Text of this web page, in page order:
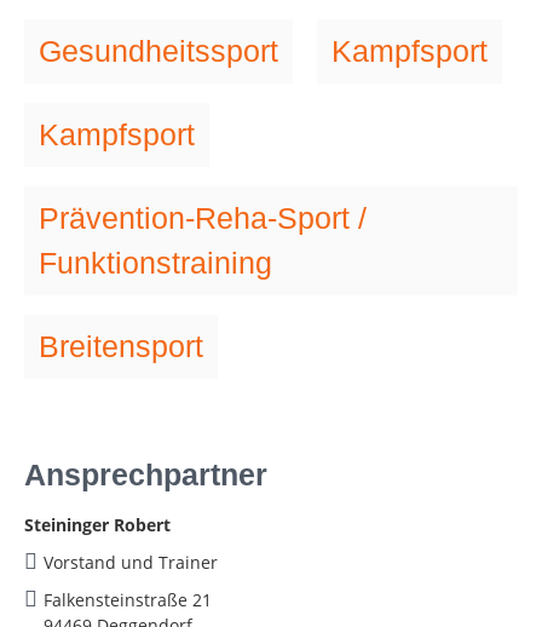
Gesundheitssport Kampfsport
Kampfsport
Prävention-Reha-Sport /
Funktionstraining
Breitensport
Ansprechpartner
Steininger Robert
Vorstand und Trainer
Falkensteinstraße 21